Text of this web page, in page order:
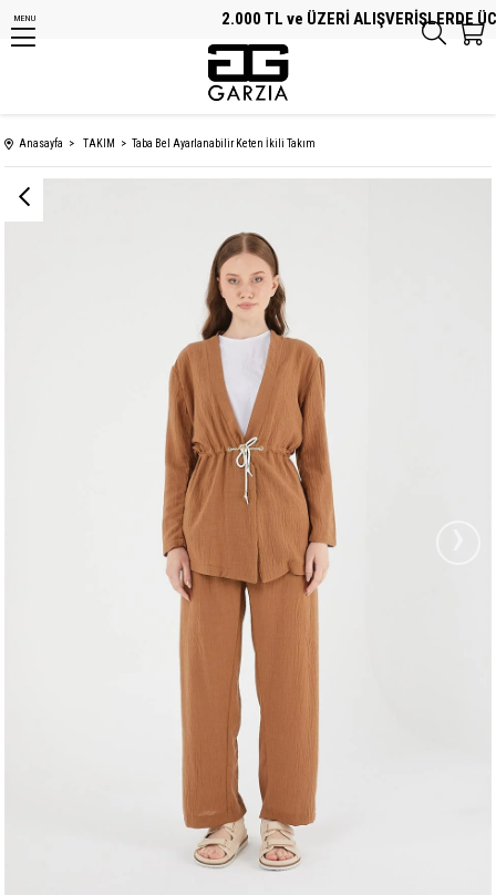
2.000 TL ve ÜZERİ ALIŞVERİŞLERDE
MENU
Anasayfa TAKIM Taba Bel Ayarlanabilir Keten İkili Takım